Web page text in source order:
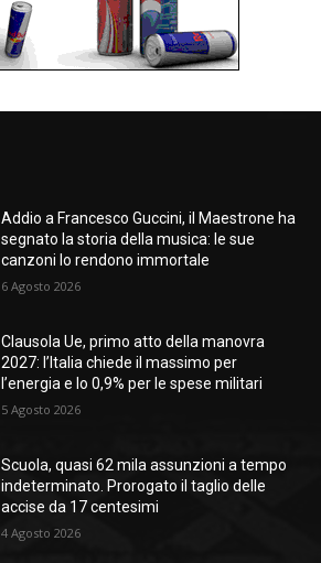
Addio a Francesco Guccini, il Maestrone ha
segnato la storia della musica: le sue
canzoni lo rendono immortale
6 Agosto 2026
Clausola Ue, primo atto della manovra
2027: l’Italia chiede il massimo per
l’energia e lo 0,9% per le spese militari
5 Agosto 2026
Scuola, quasi 62 mila assunzioni a tempo
indeterminato. Prorogato il taglio delle
accise da 17 centesimi
4 Agosto 2026